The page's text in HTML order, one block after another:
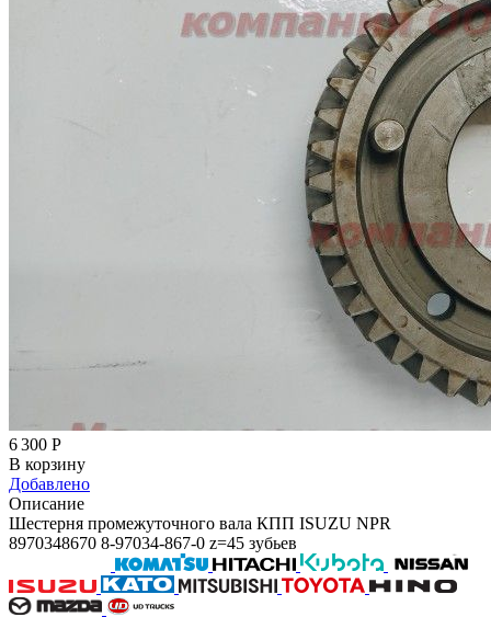
6 300 Р
В корзину
Добавлено
Описание
Шестерня промежуточного вала КПП ISUZU NPR
8970348670 8-97034-867-0 z=45 зубьев